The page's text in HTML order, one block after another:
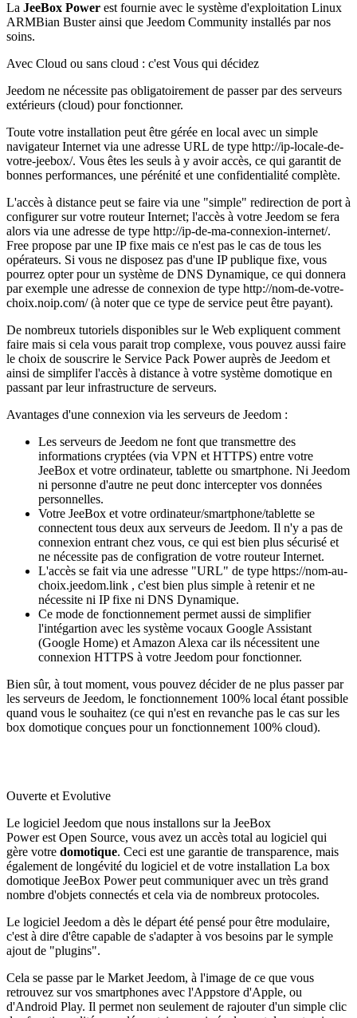
La JeeBox Power est fournie avec le système d'exploitation Linux
ARMBian Buster ainsi que Jeedom Community installés par nos
soins.
Avec Cloud ou sans cloud : c'est Vous qui décidez
Jeedom ne nécessite pas obligatoirement de passer par des serveurs
extérieurs (cloud) pour fonctionner.
Toute votre installation peut être gérée en local avec un simple
navigateur Internet via une adresse URL de type http://ip-locale-de-
votre-jeebox/. Vous êtes les seuls à y avoir accès, ce qui garantit de
bonnes performances, une pérénité et une confidentialité complète.
L'accès à distance peut se faire via une "simple" redirection de port à
configurer sur votre routeur Internet; l'accès à votre Jeedom se fera
alors via une adresse de type http://ip-de-ma-connexion-internet/.
Free propose par une IP fixe mais ce n'est pas le cas de tous les
opérateurs. Si vous ne disposez pas d'une IP publique fixe, vous
pourrez opter pour un système de DNS Dynamique, ce qui donnera
par exemple une adresse de connexion de type http://nom-de-votre-
choix.noip.com/ (à noter que ce type de service peut être payant).
De nombreux tutoriels disponibles sur le Web expliquent comment
faire mais si cela vous parait trop complexe, vous pouvez aussi faire
le choix de souscrire le Service Pack Power auprès de Jeedom et
ainsi de simplifer l'accès à distance à votre système domotique en
passant par leur infrastructure de serveurs.
Avantages d'une connexion via les serveurs de Jeedom :
Les serveurs de Jeedom ne font que transmettre des
informations cryptées (via VPN et HTTPS) entre votre
JeeBox et votre ordinateur, tablette ou smartphone. Ni Jeedom
ni personne d'autre ne peut donc intercepter vos données
personnelles.
Votre JeeBox et votre ordinateur/smartphone/tablette se
connectent tous deux aux serveurs de Jeedom. Il n'y a pas de
connexion entrant chez vous, ce qui est bien plus sécurisé et
ne nécessite pas de configration de votre routeur Internet.
L'accès se fait via une adresse "URL" de type https://nom-au-
choix.jeedom.link , c'est bien plus simple à retenir et ne
nécessite ni IP fixe ni DNS Dynamique.
Ce mode de fonctionnement permet aussi de simplifier
l'intégartion avec les système vocaux Google Assistant
(Google Home) et Amazon Alexa car ils nécessitent une
connexion HTTPS à votre Jeedom pour fonctionner.
Bien sûr, à tout moment, vous pouvez décider de ne plus passer par
les serveurs de Jeedom, le fonctionnement 100% local étant possible
quand vous le souhaitez (ce qui n'est en revanche pas le cas sur les
box domotique conçues pour un fonctionnement 100% cloud).
Ouverte et Evolutive
Le logiciel Jeedom que nous installons sur la JeeBox
Powerest Open Source, vous avez un accès total au logiciel qui
gère votre domotique. Ceci est une garantie de transparence, mais
également de longévité du logiciel et de votre installation La box
domotique JeeBox Power peut communiquer avec un très grand
nombre d'objets connectés et cela via de nombreux protocoles.
Le logiciel Jeedom a dès le départ été pensé pour être modulaire,
c'est à dire d'être capable de s'adapter à vos besoins par le symple
ajout de "plugins".
Cela se passe par le Market Jeedom, à l'image de ce que vous
retrouvez sur vos smartphones avec l'Appstore d'Apple, ou
d'Android Play. Il permet non seulement de rajouter d'un simple clic